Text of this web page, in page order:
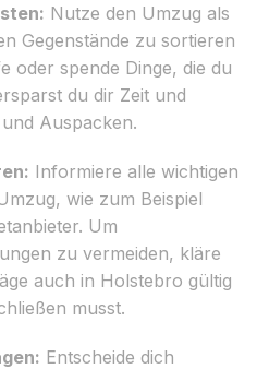
Nutze den Umzug als
Gegenstände zu sortieren
oder spende Dinge, die du
du dir Zeit und
Auspacken.
Informiere alle wichtigen
wie zum Beispiel
Um
zu vermeiden, kläre
auch in Holstebro gültig
musst.
Entscheide dich